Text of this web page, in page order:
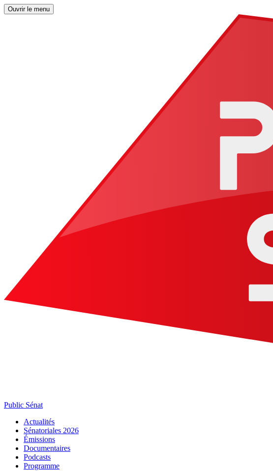
Ouvrir le menu
Public Sénat
Actualités
Sénatoriales 2026
Émissions
Documentaires
Podcasts
Programme